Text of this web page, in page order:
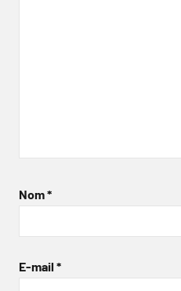
Nom*
E-mail *